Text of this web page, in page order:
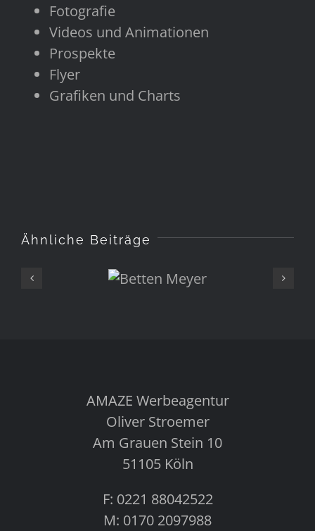
Fotografie
Videos und Animationen
Prospekte
Flyer
Grafiken und Charts
Ähnliche Beiträge
AMAZE Werbeagentur
Oliver Stroemer
Am Grauen Stein 10
51105 Köln
F: 0221 88042522
M: 0170 2097988